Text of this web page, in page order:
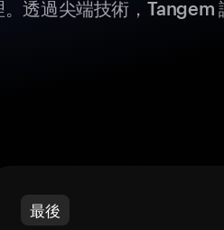
透過尖端技術，Tangem
最後